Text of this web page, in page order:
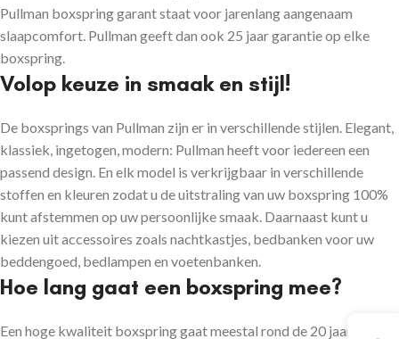
Pullman boxspring garant staat voor jarenlang aangenaam
slaapcomfort. Pullman geeft dan ook 25 jaar garantie op elke
boxspring.
Volop keuze in smaak en stijl!
De boxsprings van Pullman zijn er in verschillende stijlen. Elegant,
klassiek, ingetogen, modern: Pullman heeft voor iedereen een
passend design. En elk model is verkrijgbaar in verschillende
stoffen en kleuren zodat u de uitstraling van uw boxspring 100%
kunt afstemmen op uw persoonlijke smaak. Daarnaast kunt u
kiezen uit accessoires zoals nachtkastjes, bedbanken voor uw
beddengoed, bedlampen en voetenbanken.
Hoe lang gaat een boxspring mee?
Een hoge kwaliteit boxspring gaat meestal rond de 20 jaar mee.